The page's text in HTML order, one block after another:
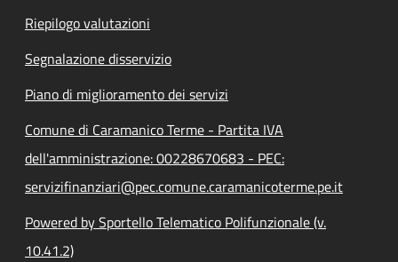
Riepilogo valutazioni
Segnalazione disservizio
Piano di miglioramento dei servizi
Comune di Caramanico Terme - Partita IVA
dell'amministrazione: 00228670683 - PEC:
servizifinanziari@pec.comune.caramanicoterme.pe.it
Powered by Sportello Telematico Polifunzionale (v.
10.41.2)